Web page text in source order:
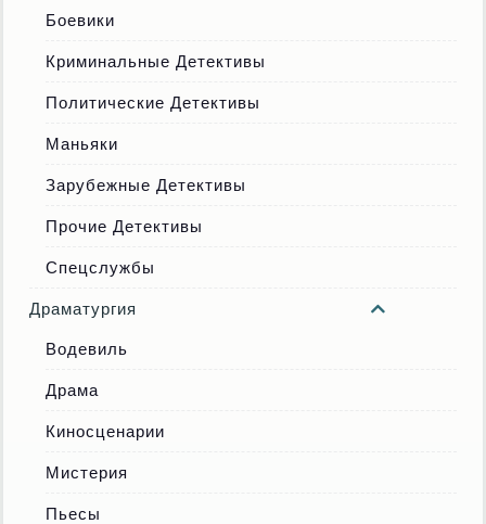
Боевики
Криминальные Детективы
Политические Детективы
Маньяки
Зарубежные Детективы
Прочие Детективы
Спецслужбы
Драматургия
Водевиль
Драма
Киносценарии
Мистерия
Пьесы